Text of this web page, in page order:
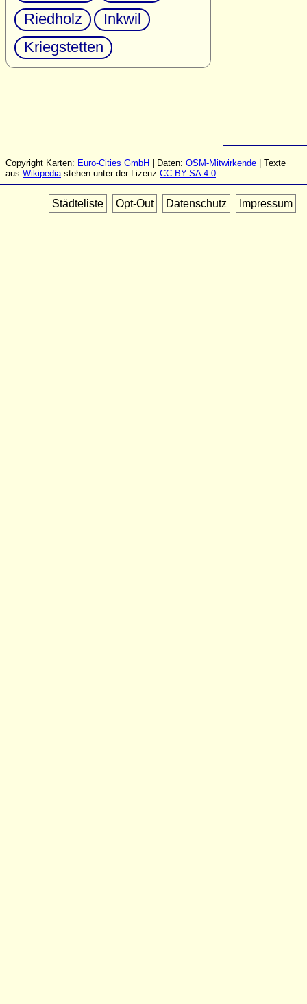
Riedholz
Inkwil
Kriegstetten
Copyright Karten: Euro-Cities GmbH | Daten: OSM-Mitwirkende | Texte
aus Wikipediastehen unter der Lizenz CC-BY-SA 4.0
Städteliste Opt-Out Datenschutz Impressum